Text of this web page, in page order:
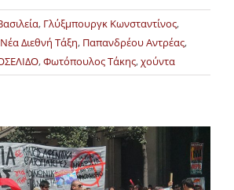
, Γλύξμπουργκ Κωνσταντίνος,
Νέα Διεθνή Τάξη, Παπανδρέου Αντρέας,
,Φωτόπουλος Τάκης,χούντα